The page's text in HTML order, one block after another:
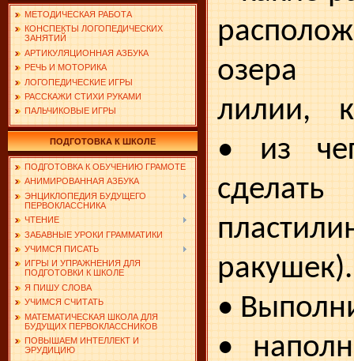
МЕТОДИЧЕСКАЯ РАБОТА
КОНСПЕКТЫ ЛОГОПЕДИЧЕСКИХ
ЗАНЯТИЙ
АРТИКУЛЯЦИОННАЯ АЗБУКА
РЕЧЬ И МОТОРИКА
ЛОГОПЕДИЧЕСКИЕ ИГРЫ
РАССКАЖИ СТИХИ РУКАМИ
ПАЛЬЧИКОВЫЕ ИГРЫ
ПОДГОТОВКА К ШКОЛЕ
ПОДГОТОВКА К ОБУЧЕНИЮ ГРАМОТЕ
АНИМИРОВАННАЯ АЗБУКА
ЭНЦИКЛОПЕДИЯ БУДУЩЕГО
ПЕРВОКЛАССНИКА
ЧТЕНИЕ
ЗАБАВНЫЕ УРОКИ ГРАММАТИКИ
УЧИМСЯ ПИСАТЬ
ИГРЫ И УПРАЖНЕНИЯ ДЛЯ
ПОДГОТОВКИ К ШКОЛЕ
Я ПИШУ СЛОВА
УЧИМСЯ СЧИТАТЬ
МАТЕМАТИЧЕСКАЯ ШКОЛА ДЛЯ
БУДУЩИХ ПЕРВОКЛАССНИКОВ
ПОВЫШАЕМ ИНТЕЛЛЕКТ И
ЭРУДИЦИЮ
озера
лилии,
• из
сделать
ракушек).
•
•